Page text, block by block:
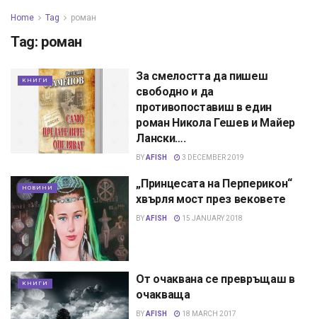
Home Tag роман
Tag: роман
КНИГИ
За смелостта да пишеш
свободно и да
противопоставиш в един
роман Никола Гешев и Майер
Лански….
BYAFISH 3 DECEMBER 2019
НОВИНИ
„Принцесата на Перперикон“
хвърля мост през вековете
BYAFISH 15 JANUARY 2018
КНИГИ
От очаквана се превръщаш в
очакваща
BYAFISH 18 MARCH 2017